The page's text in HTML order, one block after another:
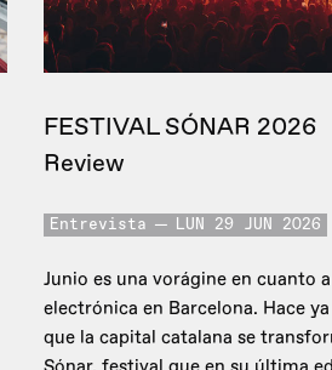
FESTIVAL SÓNAR 2026
Review
Entrevista LUN 29 JUN 2026
Junio es una vorágine en cuanto
electrónica en Barcelona. Hace
que la capital catalana se